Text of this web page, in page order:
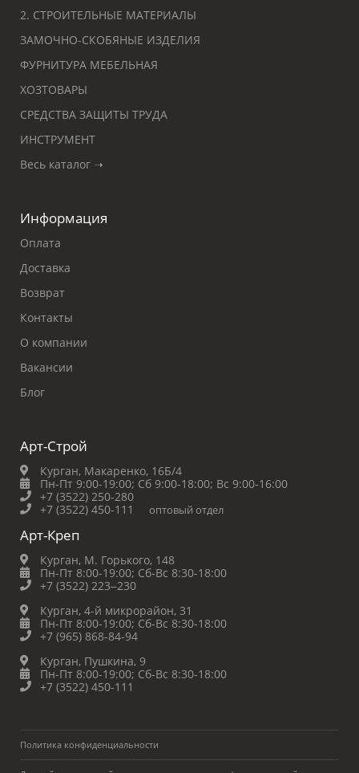
2. СТРОИТЕЛЬНЫЕ МАТЕРИАЛЫ
ЗАМОЧНО-СКОБЯНЫЕ ИЗДЕЛИЯ
ФУРНИТУРА МЕБЕЛЬНАЯ
ХОЗТОВАРЫ
СРЕДСТВА ЗАЩИТЫ ТРУДА
ИНСТРУМЕНТ
Весь каталог ➝
Информация
Оплата
Доставка
Возврат
Контакты
О компании
Вакансии
Блог
Арт-Строй
Курган, Макаренко, 16Б/4
Пн-Пт 9:00-19:00; Сб 9:00-18:00; Вс 9:00-16:00
+7 (3522) 250-280
+7 (3522) 450-111
оптовый отдел
Арт-Креп
Курган, М. Горького, 148
Пн-Пт 8:00-19:00; Сб-Вс 8:30-18:00
+7 (3522) 223‒230
Курган, 4-й микрорайон, 31
Пн-Пт 8:00-19:00; Сб-Вс 8:30-18:00
+7 (965) 868-84-94
Курган, Пушкина, 9
Пн-Пт 8:00-19:00; Сб-Вс 8:30-18:00
+7 (3522) 450-111
Политика конфиденциальности